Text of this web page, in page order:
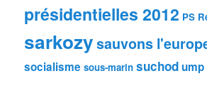
présidentielles 2012 PS
sarkozysauvons
socialisme sous-marin suchodump